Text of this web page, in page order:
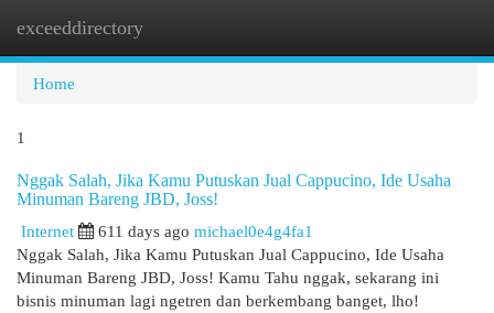
exceeddirectory
Home
1
Nggak Salah, Jika Kamu Putuskan Jual Cappucino, Ide Usaha
Minuman Bareng JBD, Joss!
Internet
611 days ago michael0e4g4fa1
Nggak Salah, Jika Kamu Putuskan Jual Cappucino, Ide Usaha
Minuman Bareng JBD, Joss! Kamu Tahu nggak, sekarang ini
bisnis minuman lagi ngetren dan berkembang banget, lho!